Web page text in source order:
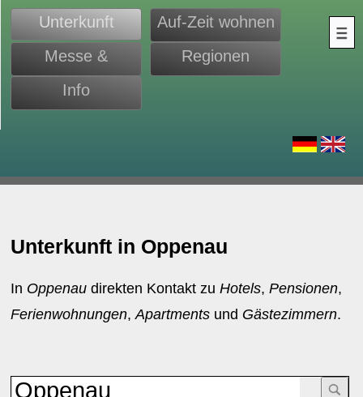
Unterkunft
Auf-Zeit wohnen
Messe &
Monteure
Regionen
Info
Unterkunft in Oppenau
In Oppenau direkten Kontakt zuHotels,Pensionen,
Ferienwohnungen,Apartments und Gästezimmern.